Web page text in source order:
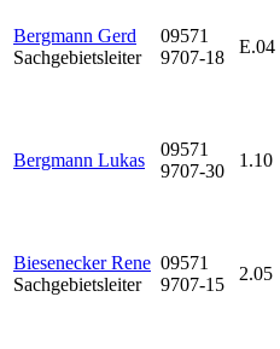
Bergmann Gerd
Sachgebietsleiter
09571
9707-18
E.04
Bergmann Lukas
09571
9707-30
1.10
Biesenecker Rene
Sachgebietsleiter
09571
9707-15
2.05